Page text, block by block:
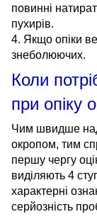
повинні
пухирів.
4. Якщо опіки
знеболюючих.
Коли
при опіку
Чим швидше
окропом, тим
першу чергу
виділяють 4
характерні
серйозність